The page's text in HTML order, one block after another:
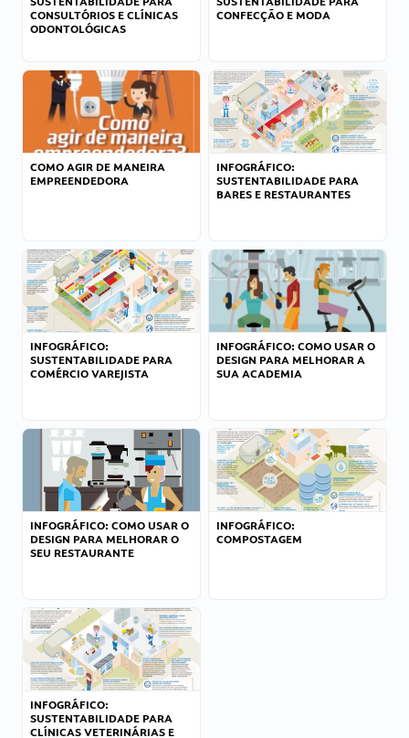
CONSULTÓRIOS E CLÍNICAS
ODONTOLÓGICAS
CONFECÇÃO E MODA
COMO AGIR DE MANEIRA
EMPREENDEDORA
INFOGRÁFICO:
SUSTENTABILIDADE PARA
BARES E RESTAURANTES
INFOGRÁFICO:
SUSTENTABILIDADE PARA
COMÉRCIO VAREJISTA
INFOGRÁFICO: COMO USAR O
DESIGN PARA MELHORAR A
SUA ACADEMIA
INFOGRÁFICO: COMO USAR O
DESIGN PARA MELHORAR O
SEU RESTAURANTE
INFOGRÁFICO:
COMPOSTAGEM
INFOGRÁFICO:
SUSTENTABILIDADE PARA
CLÍNICAS VETERINÁRIAS E